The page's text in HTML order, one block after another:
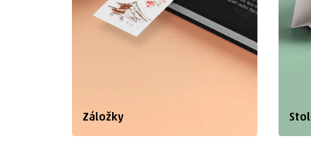
Záložky